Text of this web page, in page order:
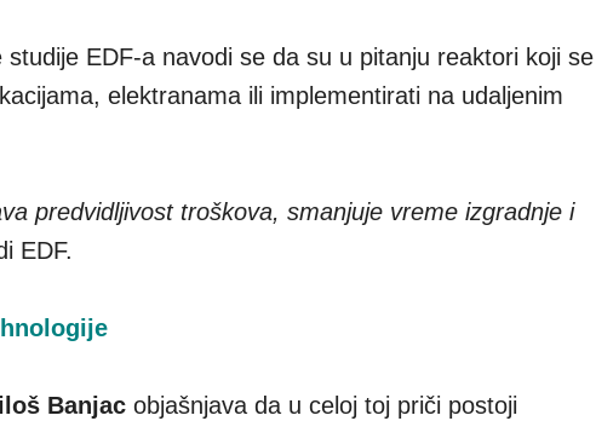
EDF-a navodi se da su u pitanju reaktori koji se
elektranama ili implementirati na udaljenim
predvidljivost troškova, smanjuje vreme izgradnje i
EDF.
Banjac objašnjava da u celoj toj priči postoji